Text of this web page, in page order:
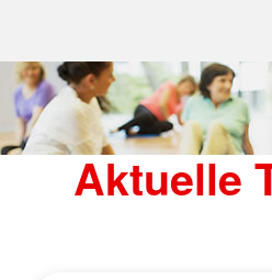
Aktuelle